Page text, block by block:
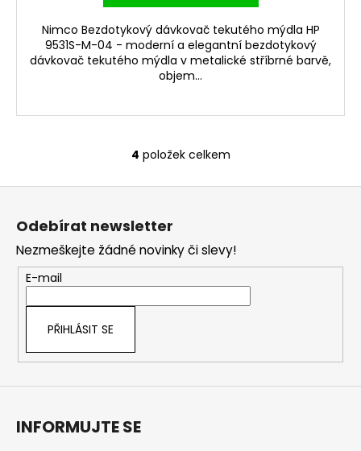
Nimco Bezdotykový dávkovač tekutého mýdla HP
9531S-M-04 - moderní a elegantní bezdotykový
dávkovač tekutého mýdla v metalické stříbrné barvě,
objem...
O
a
c
í
p
k
v
4 položek celkem
Z
Odebírat newsletter
Nezmeškejte žádné novinky či slevy!
E-mail
PŘIHLÁSIT SE
INFORMUJTE SE